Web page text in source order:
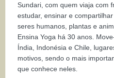
Sundari, com quem viaja com
estudar, ensinar e
seres humanos, plantas e
Ensina Yoga há 30 anos.
Índia, Indonésia e Chile,
motivos, sendo o mais
que conhece neles.